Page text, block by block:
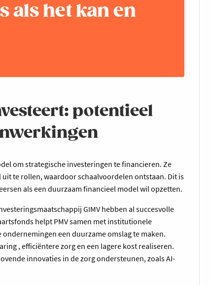
als het kan en
potentieel
om strategische investeringen te financieren. Ze
te rollen, waardoor schaalvoordelen ontstaan. Dit is
als een duurzaam financieel model wil opzetten.
GIMV hebben al succesvolle
helpt PMV samen met institutionele
een duurzame omslag te maken.
, efficiëntere zorg en een lagere kost realiseren.
innovaties in de zorg ondersteunen, zoals AI-